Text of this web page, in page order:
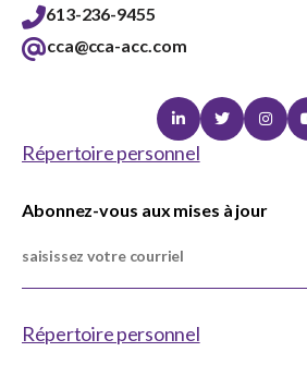
613-236-9455
cca@cca-acc.com
LinkedinTwitter
Répertoire personnel
Abonnez-vous aux mises à jour
Répertoire personnel